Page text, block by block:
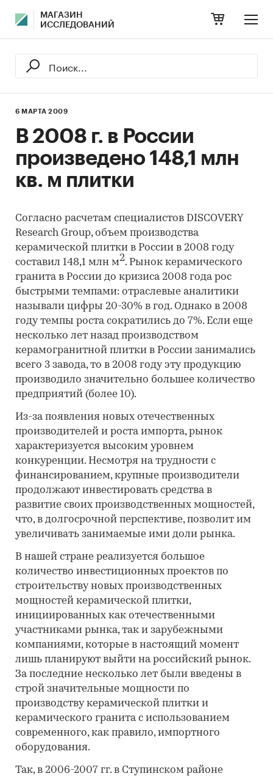
МАГАЗИН
ИССЛЕДОВАНИЙ
6 МАРТА 2009
В 2008 г. в России
произведено 148,1 млн
кв. м плитки
Согласно расчетам специалистов DISCOVERY
Research Group, объем производства
керамической плитки в России в 2008 году
составил 148,1 млн м2. Рынок керамического
гранита в России до кризиса 2008 года рос
быстрыми темпами: отраслевые аналитики
называли цифры 20-30% в год. Однако в 2008
году темпы роста сократились до 7%. Если еще
несколько лет назад производством
керамогранитной плитки в России занимались
всего 3 завода, то в 2008 году эту продукцию
производило значительно большее количество
предприятий (более 10).
Из-за появления новых отечественных
производителей и роста импорта, рынок
характеризуется высоким уровнем
конкуренции. Несмотря на трудности с
финансированием, крупные производители
продолжают инвестировать средства в
развитие своих производственных мощностей,
что, в долгосрочной перспективе, позволит им
увеличивать занимаемые ими доли рынка.
В нашей стране реализуется большое
количество инвестиционных проектов по
строительству новых производственных
мощностей керамической плитки,
инициированных как отечественными
участниками рынка, так и зарубежными
компаниями, которые в настоящий момент
лишь планируют выйти на российский рынок.
За последние несколько лет были введены в
строй значительные мощности по
производству керамической плитки и
керамического гранита с использованием
современного, как правило, импортного
оборудования.
Так, в 2006-2007 гг. в Ступинском районе